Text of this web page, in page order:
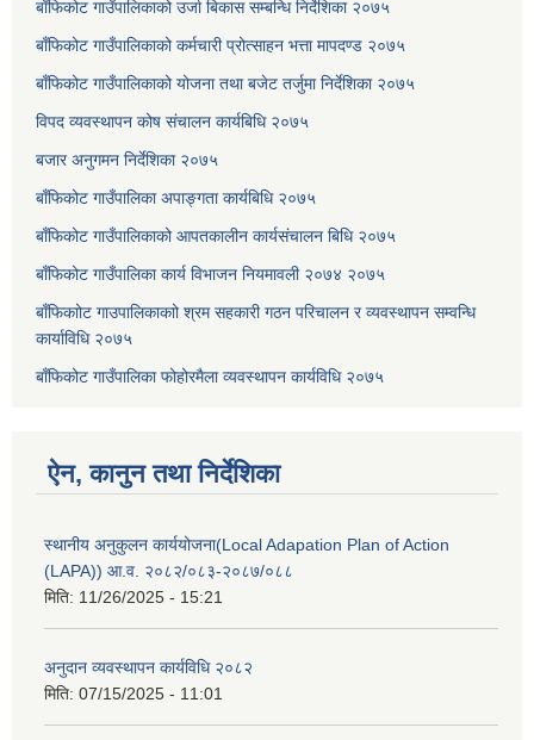
बाँफिकोट गाउँपालिकाको उर्जा बिकास सम्बन्धि निर्देशिका २०७५
बाँफिकोट गाउँपालिकाको कर्मचारी प्रोत्साहन भत्ता मापदण्ड २०७५
बाँफिकोट गाउँपालिकाको योजना तथा बजेट तर्जुमा निर्देशिका २०७५
विपद व्यवस्थापन कोष संचालन कार्यबिधि २०७५
बजार अनुगमन निर्देशिका २०७५
बाँफिकोट गाउँपालिका अपाङ्गता कार्यबिधि २०७५
बाँफिकोट गाउँपालिकाको आपतकालीन कार्यसंचालन बिधि २०७५
बाँफिकोट गाउँपालिका कार्य विभाजन नियमावली २०७४ २०७५
बाँफिकाोट गाउपालिकाकाो श्रम सहकारी गठन परिचालन र व्यवस्थापन सम्वन्धि
कार्याविधि २०७५
बाँफिकोट गाउँपालिका फोहोरमैला व्यवस्थापन कार्यविधि २०७५
ऐन, कानुन तथा निर्देशिका
स्थानीय अनुकुलन कार्ययोजना(Local Adapation Plan of Action
(LAPA)) आ.व. २०८२/०८३-२०८७/०८८
मिति: 11/26/2025 - 15:21
अनुदान व्यवस्थापन कार्यविधि २०८२
मिति: 07/15/2025 - 11:01